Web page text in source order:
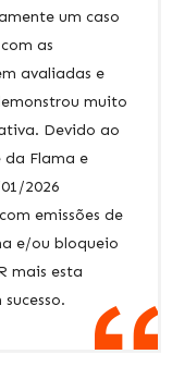
um caso
as
avaliadas e
muito
Devido ao
Flama e
2026
emissões de
e/ou bloqueio
mais esta